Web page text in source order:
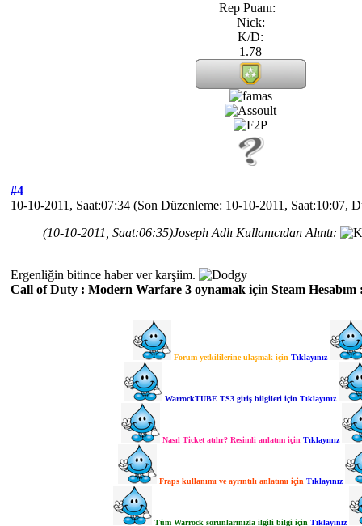
Rep Puanı:
Nick:
K/D:
1.78
#4
10-10-2011, Saat:07:34 (Son Düzenleme: 10-10-2011, Saat:10:07,
(10-10-2011, Saat:06:35)Joseph Adlı Kullanıcıdan Alıntı:
Ergenliğin bitince haber ver karşiim.
Call of Duty : Modern Warfare 3 oynamak için Steam Hesabım
Forum yetkililerine ulaşmak için Tıklayınız
WarrockTUBE TS3 giriş bilgileri için Tıklayınız
Nasıl Ticket atılır? Resimli anlatım için Tıklayınız
Fraps kullanımı ve ayrıntılı anlatımı için Tıklayınız
Tüm Warrock sorunlarınızla ilgili bilgi için Tıklayınız